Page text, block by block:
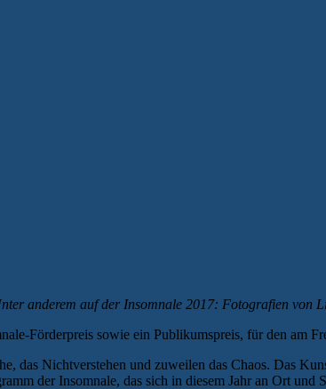
anderem auf der Insomnale 2017: Fotografien von
Förderpreis sowie ein Publikumspreis, für den am
das Nichtverstehen und zuweilen das Chaos. Das
der Insomnale, das sich in diesem Jahr an Ort